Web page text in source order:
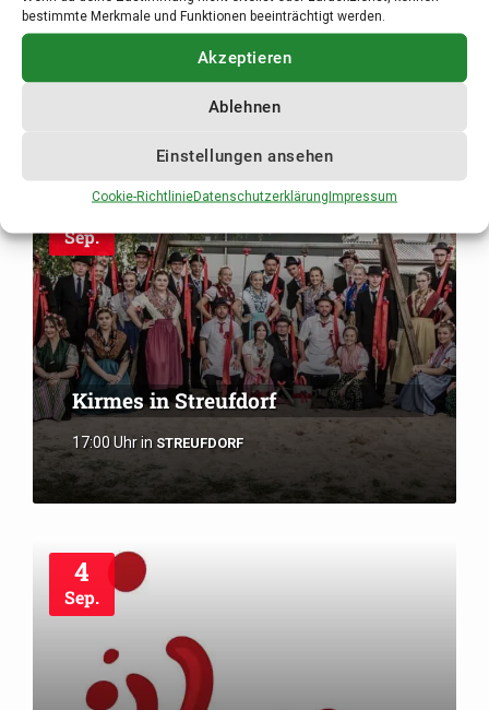
bestimmte Merkmale und Funktionen beeinträchtigt werden.
Akzeptieren
Ablehnen
Einstellungen ansehen
Cookie-RichtlinieDatenschutzerklärungImpressum
Kirmes in Stressenhausen
17:00 UhrinSTRESSENHAUSEN
Sep.
Kirmes in Streufdorf
17:00 Uhrin STREUFDORF
4
Sep.